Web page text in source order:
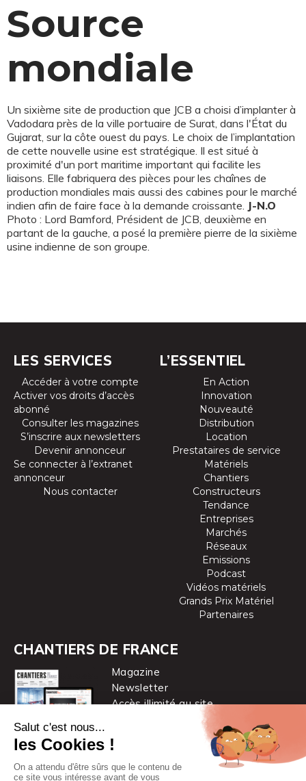
Source
mondiale
Un sixième site de production que JCB a choisi d’implanter à
Vadodara près de la ville portuaire de Surat, dans l'État du
Gujarat, sur la côte ouest du pays. Le choix de l’implantation
de cette nouvelle usine est stratégique. Il est situé à
proximité d'un port maritime important qui facilite les
liaisons. Elle fabriquera des pièces pour les chaînes de
production mondiales mais aussi des cabines pour le marché
indien afin de faire face à la demande croissante. J-N.O
Photo : Lord Bamford, Président de JCB, deuxième en
partant de la gauche, a posé la première pierre de la sixième
usine indienne de son groupe.
LES SERVICES
Accéder à votre compte
Activer vos droits d’accès
abonné
Consulter les magazines
S’inscrire aux newsletters
Devenir annonceur
Se connecter à l’extranet
annonceur
Nous contacter
L’ESSENTIEL
En Action
Innovation
Nouveauté
Distribution
Location
Prestataires de service
Matériels
Chantiers
Constructeurs
Tendance
Entreprises
Marchés
Réseaux
Emissions
Podcast
Vidéos matériels
Grands Prix Matériel
Partenaires
CHANTIERS DE FRANCE
Magazine
Newsletter
Accès illimité au site